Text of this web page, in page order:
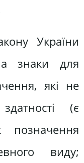
України
знаки для
які не
(є
позначення
виду;